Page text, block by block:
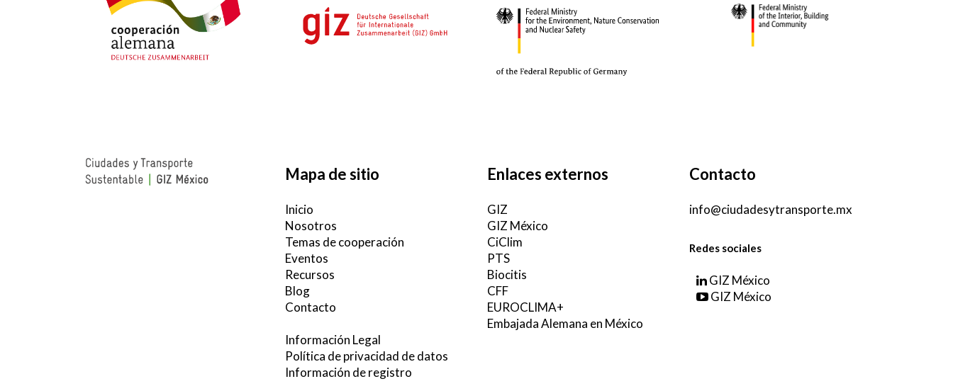
Mapa de sitio
Inicio
Nosotros
Temas de cooperación
Eventos
Recursos
Blog
Contacto
Información Legal
Política de privacidad de datos
Información de registro
Enlaces externos
GIZ
GIZ México
CiClim
PTS
Biocitis
CFF
EUROCLIMA+
Embajada Alemana en México
Contacto
info@ciudadesytransporte.mx
Redes sociales
GIZ México
GIZ México